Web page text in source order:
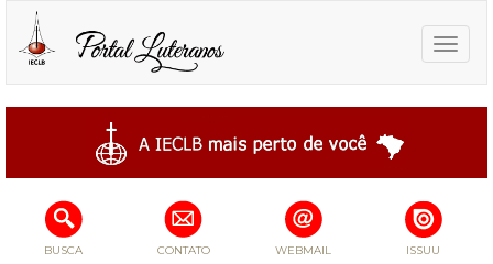
Toggle
BUSCA CONTATO WEBMAIL ISSUU